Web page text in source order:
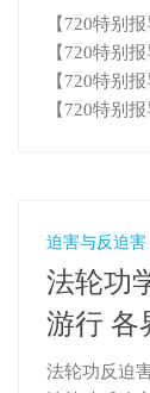
【720特别
【720特别
【720特别
【720特别
迫害与反迫害
法轮功
游行 各
法轮功反迫